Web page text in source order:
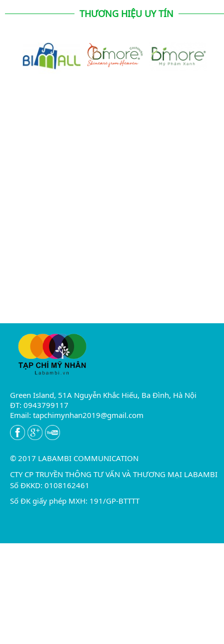
THƯƠNG HIỆU UY TÍN
Green Island, 51A Nguyễn Khắc Hiếu, Ba Đình, Hà Nội
ĐT: 0943799117
Email: tapchimynhan2019@gmail.com
© 2017 LABAMBI COMMUNICATION
CTY CP TRUYỀN THÔNG TƯ VẤN VÀ THƯƠNG MẠI LABAMBI
Số ĐKKD: 0108162461
Số ĐK giấy phép MXH: 191/GP-BTTTT